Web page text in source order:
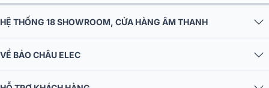
HỆ THỐNG 18 SHOWROOM, CỬA HÀNG ÂM THANH
VỀ BẢO CHÂU ELEC